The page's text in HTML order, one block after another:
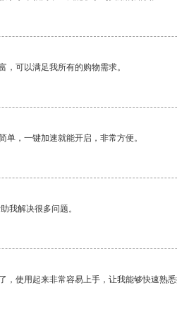
，可以满足我所有的购物需求。
单，一键加速就能开启，非常方便。
我解决很多问题。
，使用起来非常容易上手，让我能够快速熟